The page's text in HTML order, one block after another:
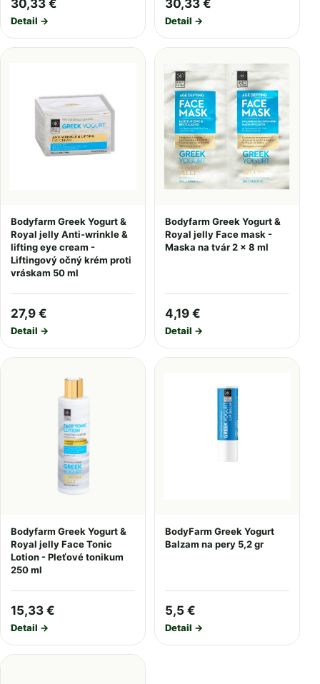
30,33 €
Detail →
30,33 €
Detail →
Bodyfarm Greek Yogurt &
Royal jelly Anti-wrinkle &
lifting eye cream -
Liftingový očný krém proti
vráskam 50 ml
27,9 €
Detail →
Bodyfarm Greek Yogurt &
Royal jelly Face mask -
Maska na tvár 2 x 8 ml
4,19 €
Detail →
Bodyfarm Greek Yogurt &
Royal jelly Face Tonic
Lotion - Pleťové tonikum
250 ml
15,33 €
Detail →
BodyFarm Greek Yogurt
Balzam na pery 5,2 gr
5,5 €
Detail →